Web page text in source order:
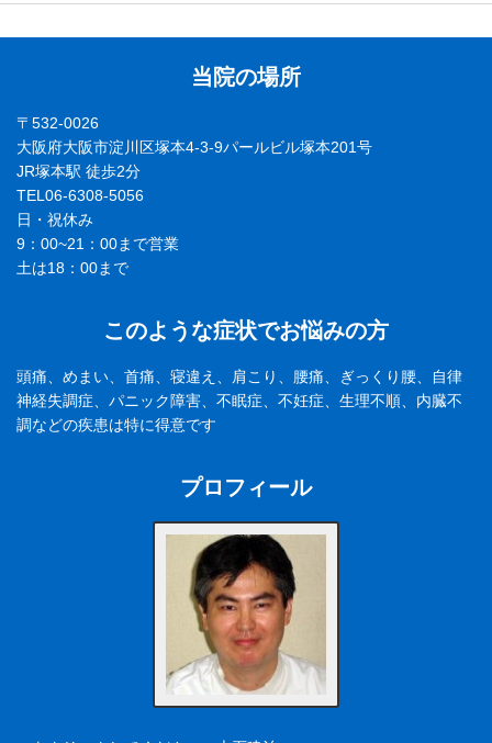
当院の場所
〒532-0026
大阪府大阪市淀川区塚本4-3-9パールビル塚本201号
JR塚本駅 徒歩2分
TEL06-6308-5056
日・祝休み
9：00~21：00まで営業
土は18：00まで
このような症状でお悩みの方
頭痛、めまい、首痛、寝違え、肩こり、腰痛、ぎっくり腰、自律
神経失調症、パニック障害、不眠症、不妊症、生理不順、内臓不
調などの疾患は特に得意です
プロフィール